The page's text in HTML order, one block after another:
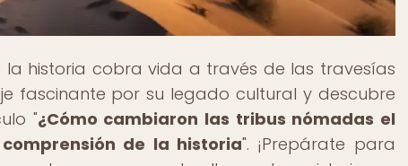
la historia cobra vida a través de las travesías
fascinante por su legado cultural y descubre
"¿Cómo cambiaron las tribus nómadas el
de la historia". ¡Prepárate para